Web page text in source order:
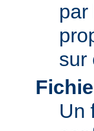
par
sur
Un